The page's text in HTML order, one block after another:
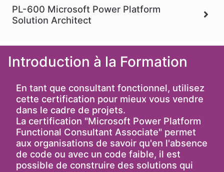
PL-600 Microsoft Power Platform
Solution Architect
Introduction à la Formation
En tant que consultant fonctionnel, utilisez
cette certification pour mieux vous vendre
dans le cadre de projets.
La certification "Microsoft Power Platform
Functional Consultant Associate" permet
aux organisations de savoir qu'en l'absence
de code ou avec un code faible, il est
possible de construire des solutions qui